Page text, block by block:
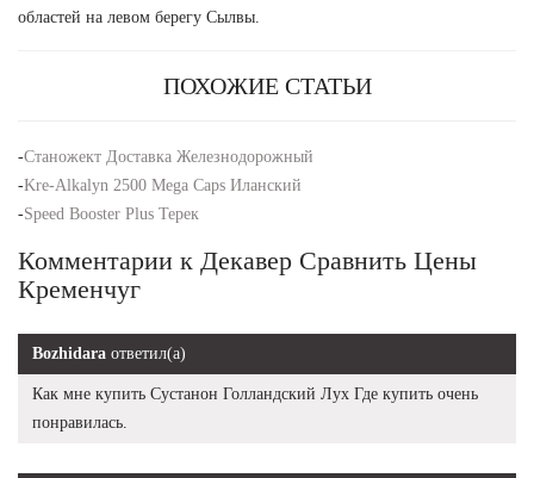
областей на левом берегу Сылвы.
ПОХОЖИЕ СТАТЬИ
-Станожект Доставка Железнодорожный
-Kre-Alkalyn 2500 Mega Caps Иланский
-Speed Booster Plus Терек
Комментарии к Декавер Сравнить Цены
Кременчуг
Bozhidara ответил(а)
Как мне купить Сустанон Голландский Лух Где купить очень
понравилась.